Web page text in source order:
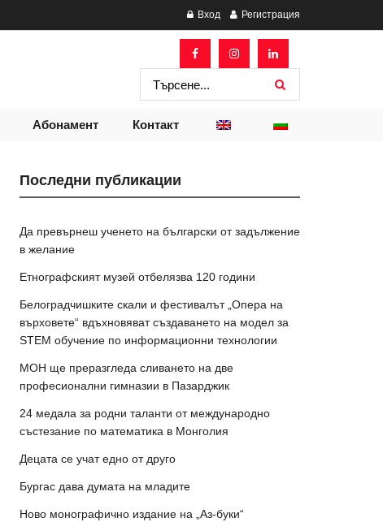
Вход Регистрация
Абонамент Контакт
Последни публикации
Да превърнеш ученето на български от задължение
в желание
Етнографският музей отбелязва 120 години
Белоградчишките скали и фестивалът „Опера на
върховете“ вдъхновяват създаването на модел за
STEM обучение по информационни технологии
МОН ще преразгледа сливането на две
професионални гимназии в Пазарджик
24 медала за родни таланти от международно
състезание по математика в Монголия
Децата се учат едно от друго
Бургас дава думата на младите
Ново монографично издание на „Аз-буки“